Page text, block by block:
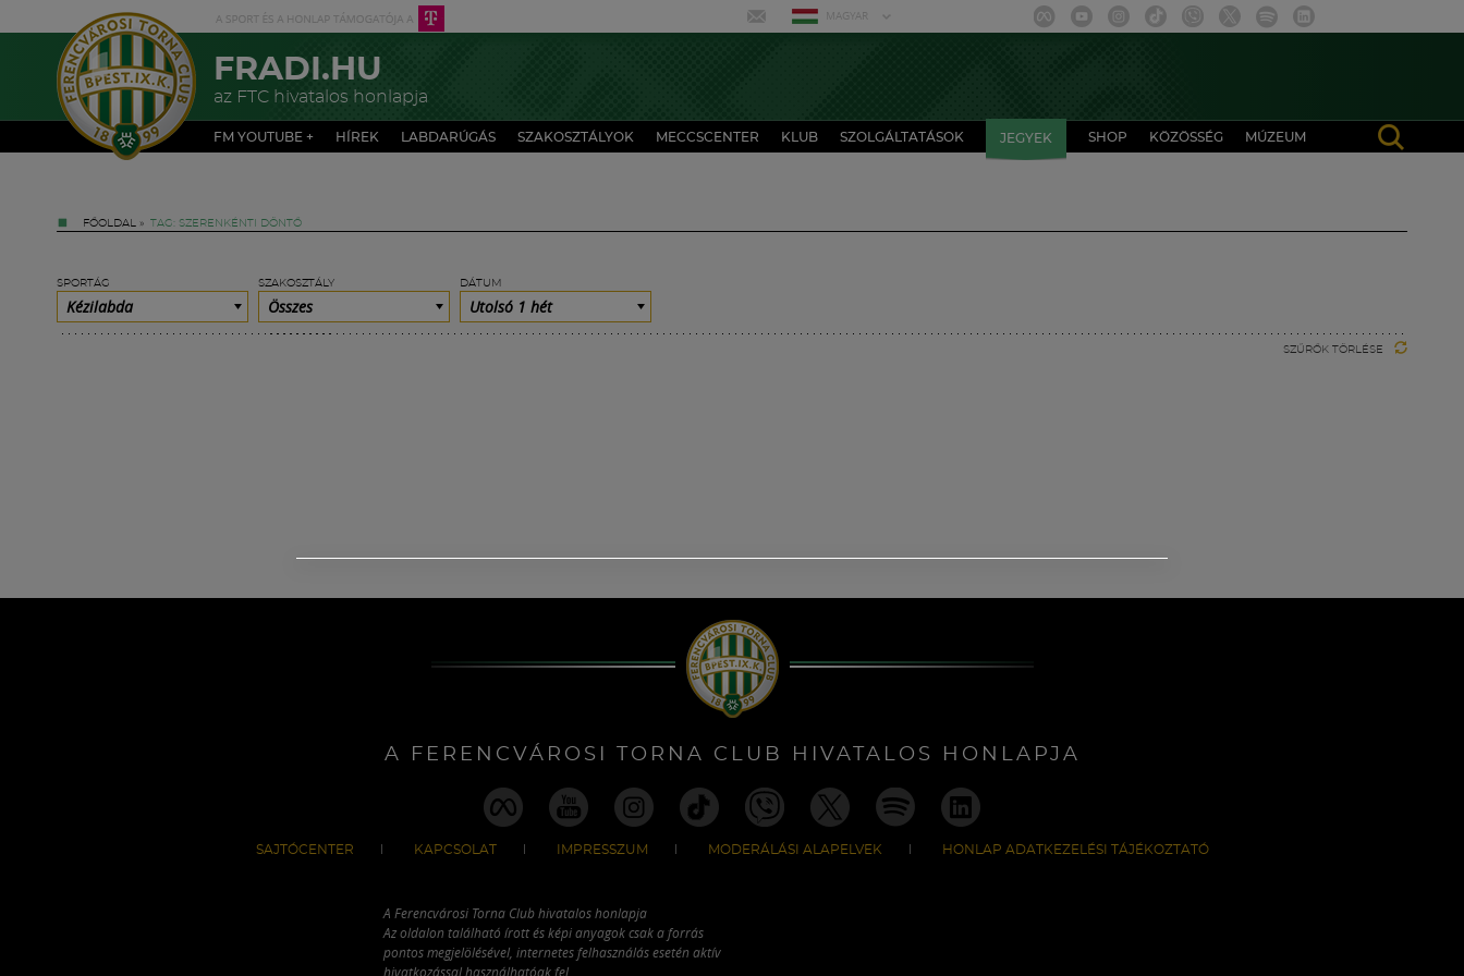
MAGYAR
FRADI.HU
az FTC hivatalos honlapja
FM YOUTUBE + HÍREK LABDARÚGÁS SZAKOSZTÁLYOK MECCSCENTER KLUB SZOLGÁLTATÁSOK JEGYEK SHOP KÖZÖSSÉG MÚZEUM
FŐOLDAL » TAG: SZERENKÉNTI DÖNTŐ
SPORTÁG
Kézilabda
SZAKOSZTÁLY
Összes
DÁTUM
Utolsó 1 hét
SZŰRŐK TÖRLÉSE
A FERENCVÁROSI TORNA CLUB HIVATALOS HONLAPJA
SAJTÓCENTER KAPCSOLAT IMPRESSZUM MODERÁLÁSI ALAPELVEK HONLAP ADATKEZELÉSI TÁJÉKOZTATÓ
A Ferencvárosi Torna Club hivatalos honlapja
Az oldalon található írott és képi anyagok csak a forrás
pontos megjelölésével, internetes felhasználás esetén aktív
hivatkozással használhatóak fel.